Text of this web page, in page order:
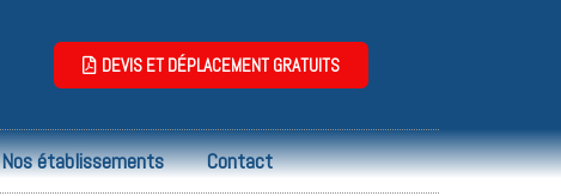
DEVIS ET DÉPLACEMENT GRATUITS
Nos établissements Contact